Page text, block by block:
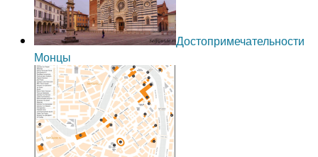
Достопримечательности
Монцы